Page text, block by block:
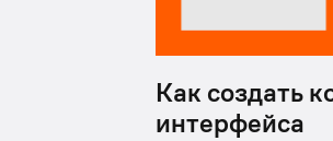
Как создать
интерфейса